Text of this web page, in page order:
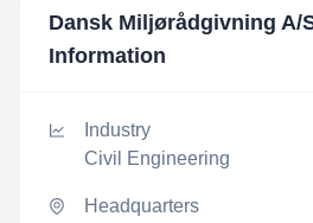
Dansk Miljørådgivning A/
Information
Industry
Civil Engineering
Headquarters